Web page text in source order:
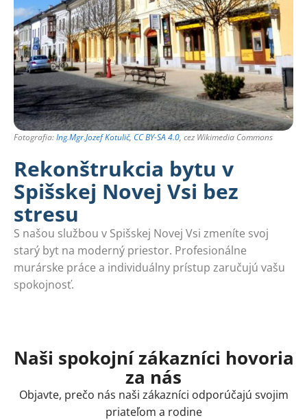
Fotografia:Ing.Mgr.Jozef Kotulič, CC BY-SA 4.0, cez Wikimedia Commons
Rekonštrukcia bytu v
Spišskej Novej Vsi bez
stresu
S našou službou v Spišskej Novej Vsi zmeníte svoj
starý byt na moderný priestor. Profesionálne
murárske práce a individuálny prístup zaručujú vašu
spokojnosť.
Naši spokojní zákazníci hovoria
za nás
Objavte, prečo nás naši zákazníci odporúčajú svojim
priateľom a rodine